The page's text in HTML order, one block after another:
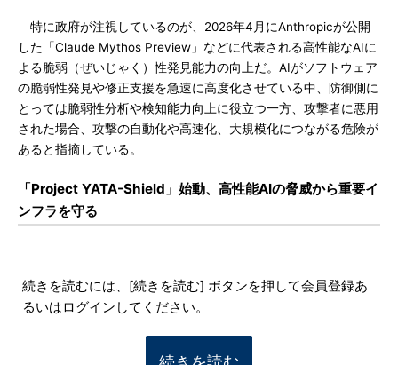
特に政府が注視しているのが、2026年4月にAnthropicが公開
した「Claude Mythos Preview」などに代表される高性能なAIに
よる脆弱（ぜいじゃく）性発見能力の向上だ。AIがソフトウェア
の脆弱性発見や修正支援を急速に高度化させている中、防御側に
とっては脆弱性分析や検知能力向上に役立つ一方、攻撃者に悪用
された場合、攻撃の自動化や高速化、大規模化につながる危険が
あると指摘している。
「Project YATA-Shield」始動、高性能AIの脅威から重要イ
ンフラを守る
続きを読むには、[続きを読む] ボタンを押して会員登録あ
るいはログインしてください。